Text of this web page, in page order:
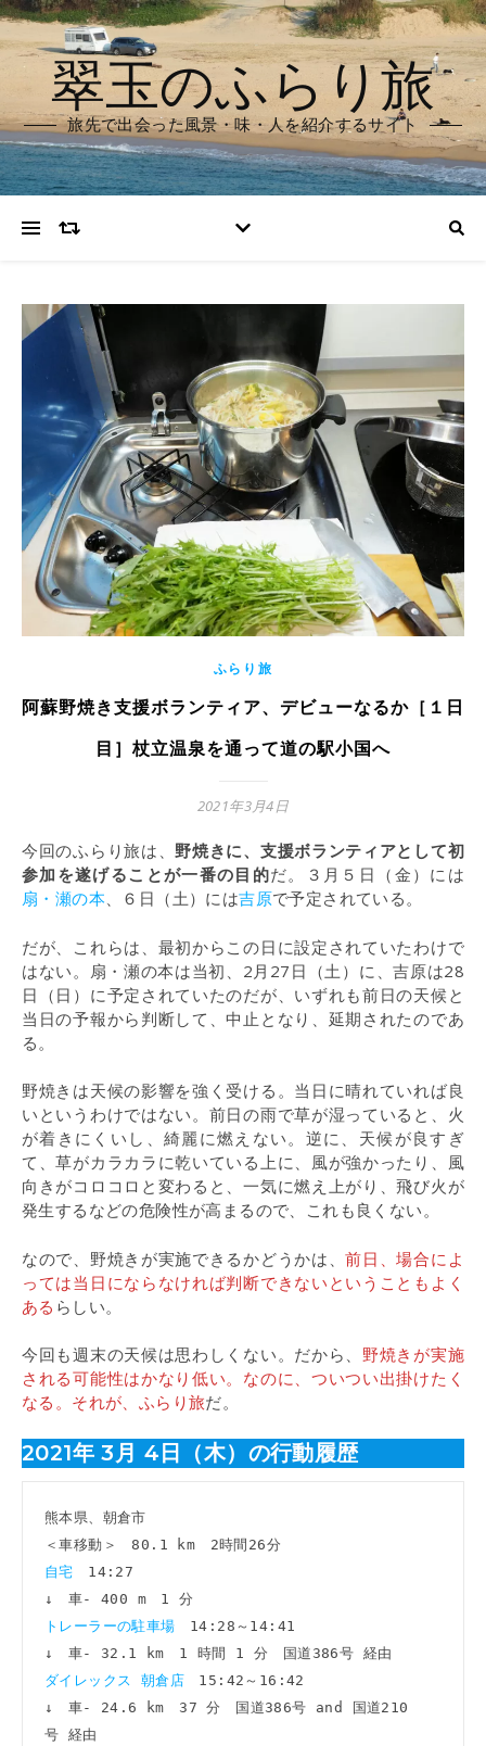
翠玉のふらり旅
旅先で出会った風景・味・人を紹介するサイト
ふらり旅
阿蘇野焼き支援ボランティア、デビューなるか［１日
目］杖立温泉を通って道の駅小国へ
2021年3月4日
今回のふらり旅は、野焼きに、支援ボランティアとして初
参加を遂げることが一番の目的だ。３月５日（金）には
扇・瀬の本、６日（土）には吉原で予定されている。
だが、これらは、最初からこの日に設定されていたわけで
はない。扇・瀬の本は当初、2月27日（土）に、吉原は28
日（日）に予定されていたのだが、いずれも前日の天候と
当日の予報から判断して、中止となり、延期されたのであ
る。
野焼きは天候の影響を強く受ける。当日に晴れていれば良
いというわけではない。前日の雨で草が湿っていると、火
が着きにくいし、綺麗に燃えない。逆に、天候が良すぎ
て、草がカラカラに乾いている上に、風が強かったり、風
向きがコロコロと変わると、一気に燃え上がり、飛び火が
発生するなどの危険性が高まるので、これも良くない。
なので、野焼きが実施できるかどうかは、前日、場合によ
っては当日にならなければ判断できないということもよく
ある らしい。
今回も週末の天候は思わしくない。だから、 野焼きが実施
される可能性はかなり低い。なのに、ついつい出掛けたく
なる。それが、ふらり旅だ。
2021年 3月 4日（木）の行動履歴
熊本県、朝倉市
自宅 14:27
トレーラーの駐車場 14:28～14:41
ダイレックス 朝倉店 15:42～16:42
↓　車- 24.6 km　37 分　国道386号 and 国道210